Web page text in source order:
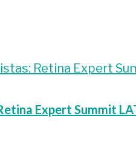
Expert Summit